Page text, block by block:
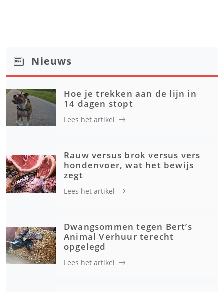
Nieuws
Hoe je trekken aan de lijn in
14 dagen stopt
Lees het artikel
Rauw versus brok versus vers
hondenvoer, wat het bewijs
zegt
Lees het artikel
Dwangsommen tegen Bert’s
Animal Verhuur terecht
opgelegd
Lees het artikel